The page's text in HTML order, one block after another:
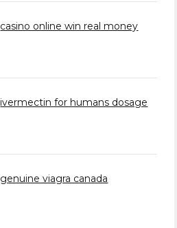
casino online win real money
ivermectin for humans dosage
genuine viagra canada